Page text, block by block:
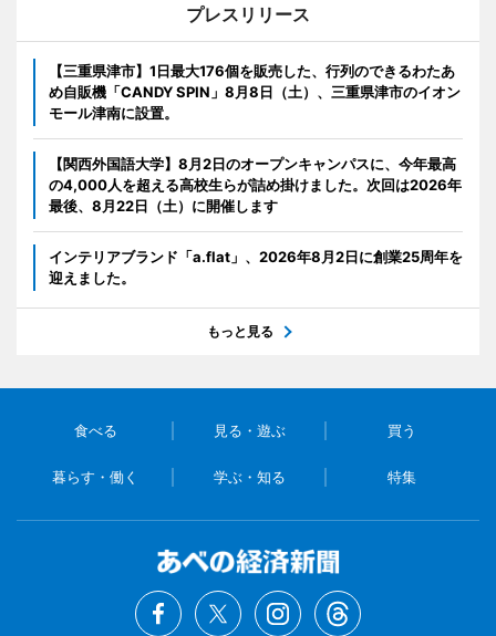
プレスリリース
【三重県津市】1日最大176個を販売した、行列のできるわたあ
め自販機「CANDY SPIN」8月8日（土）、三重県津市のイオン
モール津南に設置。
【関西外国語大学】8月2日のオープンキャンパスに、今年最高
の4,000人を超える高校生らが詰め掛けました。次回は2026年
最後、8月22日（土）に開催します
インテリアブランド「a.flat」、2026年8月2日に創業25周年を
迎えました。
もっと見る
食べる 見る・遊ぶ 買う
暮らす・働く 学ぶ・知る 特集